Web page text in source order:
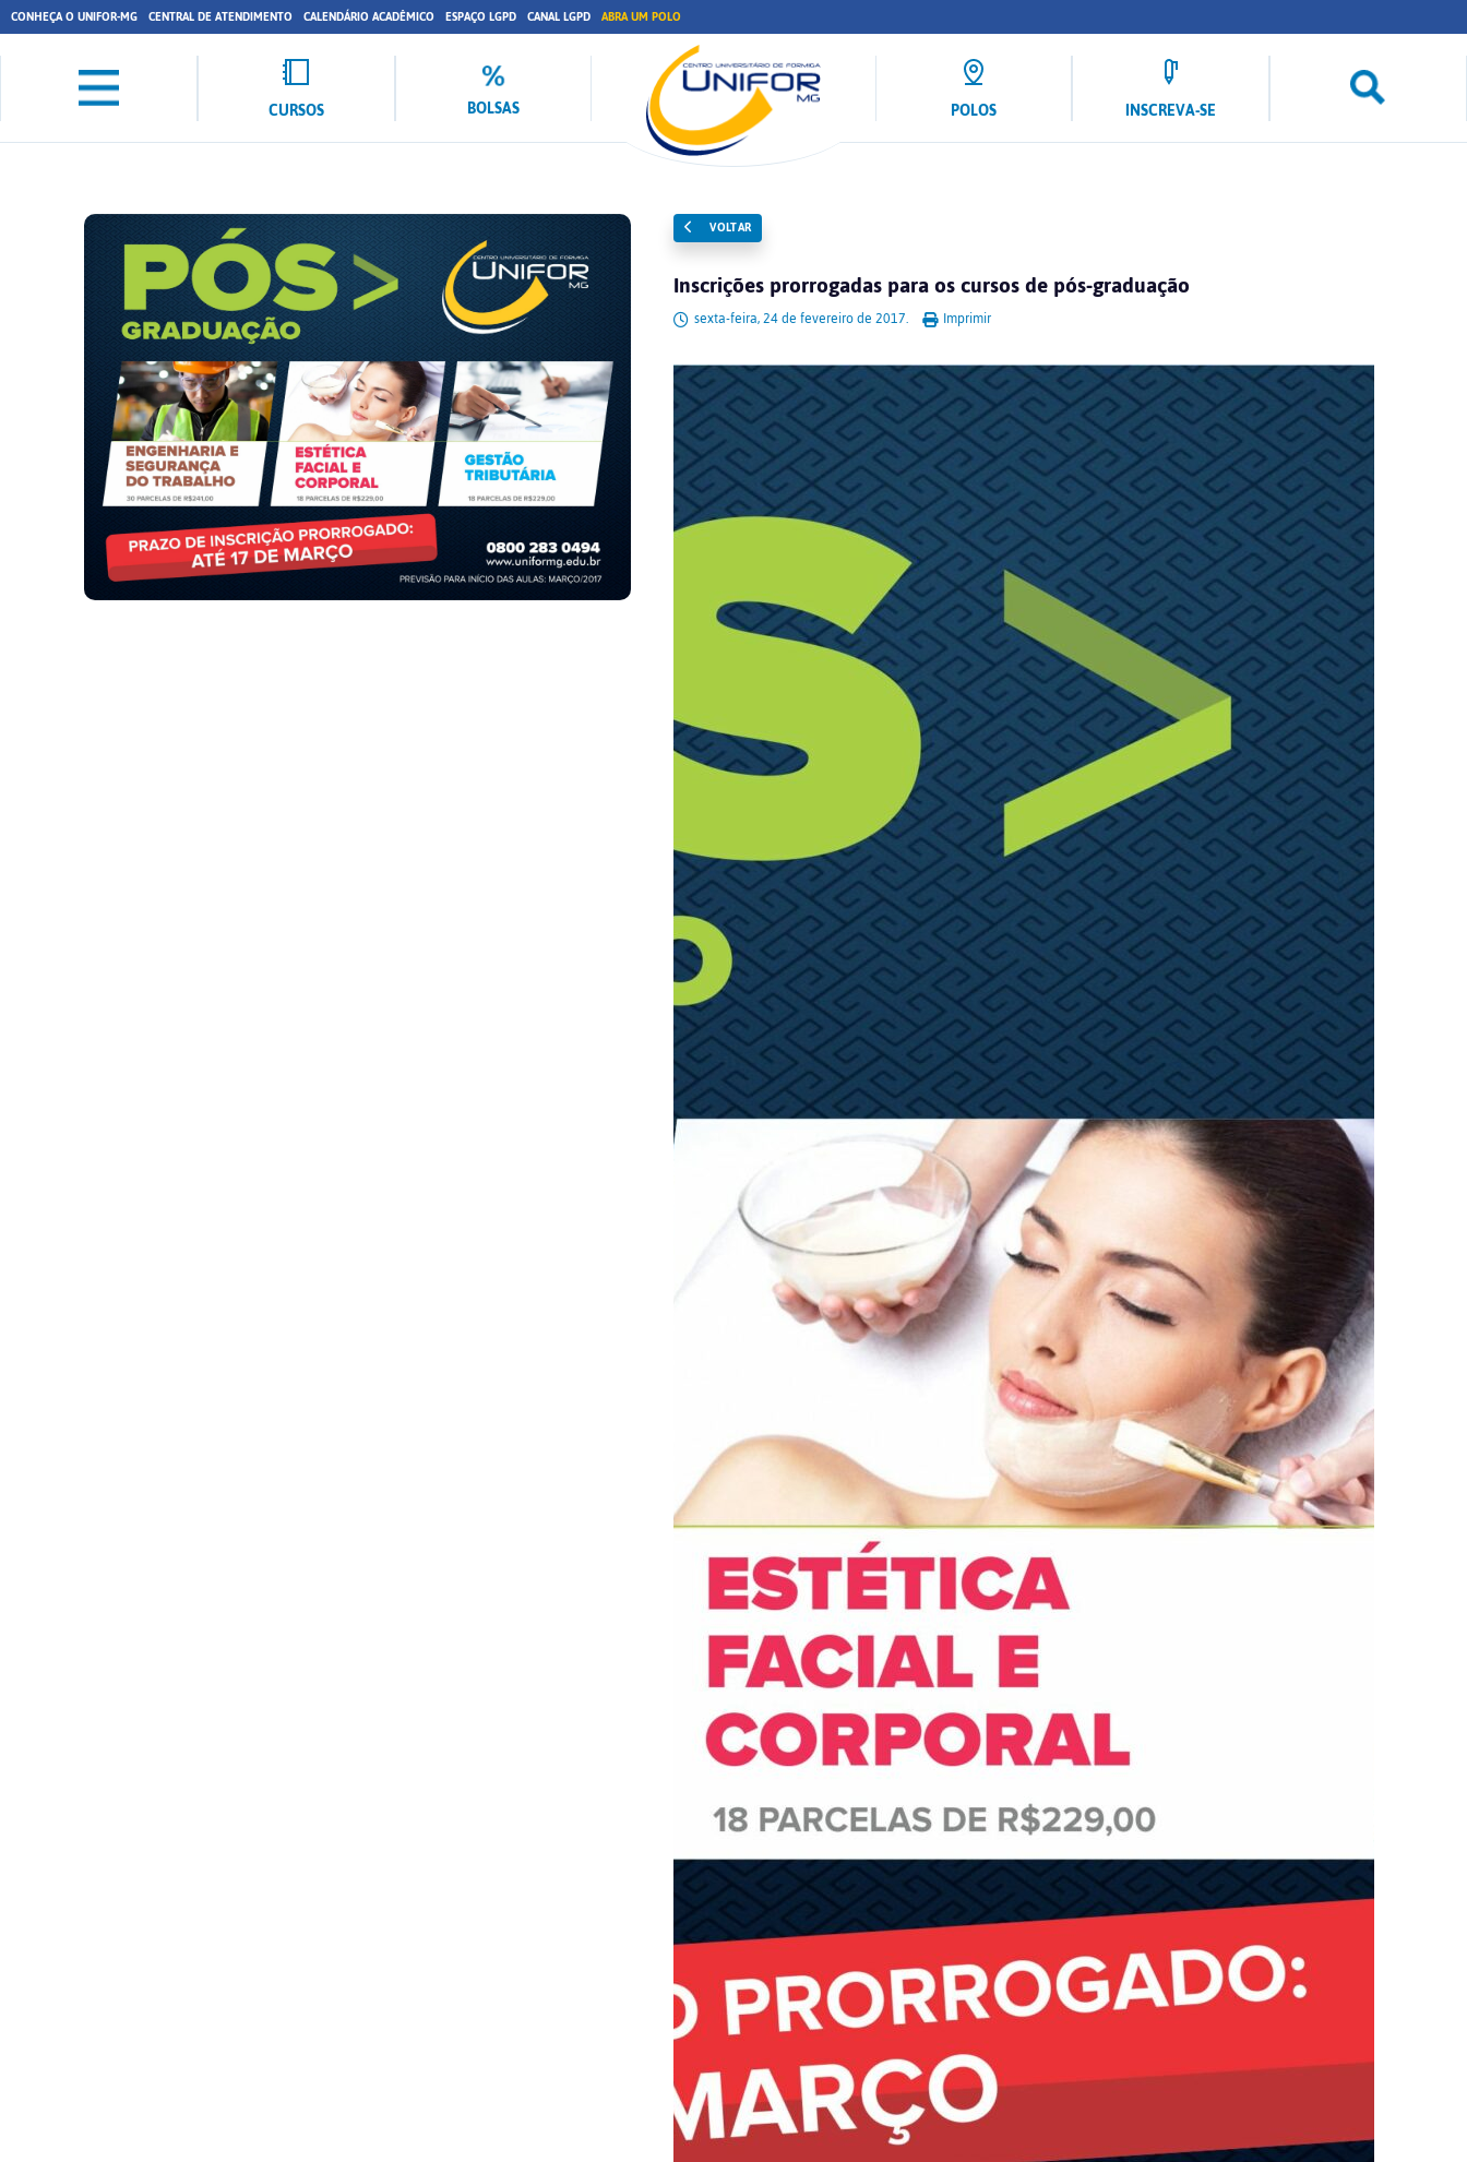
CONHEÇA O UNIFOR-MG CENTRAL DE ATENDIMENTO CALENDÁRIO ACADÊMICO ESPAÇO LGPD CANAL LGPD ABRA UM POLO
CURSOS BOLSAS POLOS INSCREVA-SE
VOLTAR
Inscrições prorrogadas para os cursos de pós-graduação
sexta-feira, 24 de fevereiro de 2017. Imprimir